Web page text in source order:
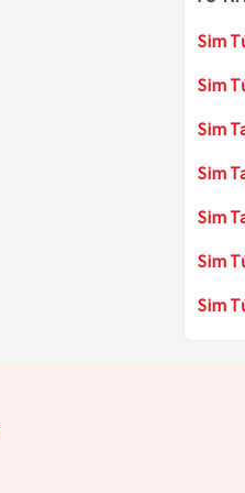
Sim
Sim
Sim
Sim
Sim
Sim
Sim